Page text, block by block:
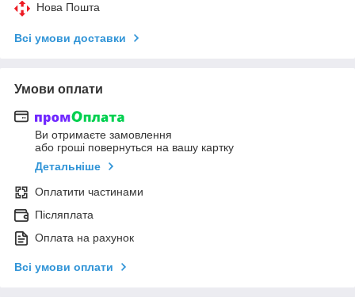
Нова Пошта
Всі умови доставки
Умови оплати
Ви отримаєте замовлення
або гроші повернуться на вашу картку
Детальніше
Оплатити частинами
Післяплата
Оплата на рахунок
Всі умови оплати